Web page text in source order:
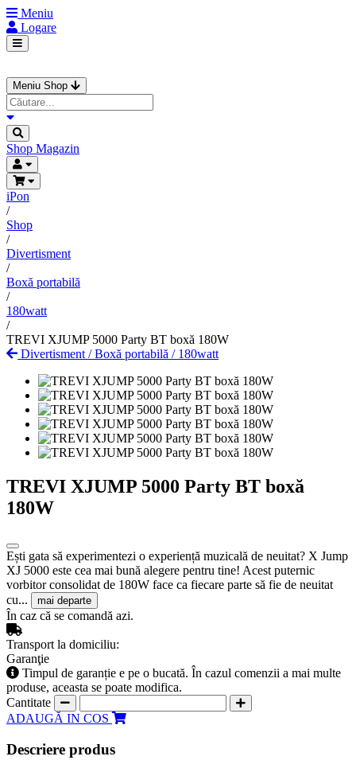
Meniu
Logare
Meniu Shop
Shop Magazin
iPon
/
Shop
/
Divertisment
/
Boxă portabilă
/
180watt
/
TREVI XJUMP 5000 Party BT boxă 180W
Divertisment /Boxă portabilă / 180watt
TREVI XJUMP 5000 Party BT boxă
180W
Ești gata să experimentezi o experiență muzicală de neuitat? X Jump
XJ 5000 este cea mai bună alegere pentru tine! Acest puternic
vorbitor consolidat de 180W face ca fiecare parte să fie de neuitat
cu...
mai departe
În caz că se comandă azi.
Transport la domiciliu:
Garanţie
Timpul de garanție e pe o bucată. În cazul comenzii a mai multe
produse, aceasta se poate modifica.
Cantitate
ADAUGĂ IN COS
Descriere produs